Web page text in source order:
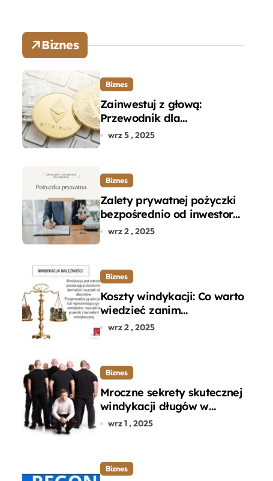
Biznes
Biznes
Zainwestuj z głową:
Przewodnik dla
początkujących w zakupie
wrz 5 , 2025
Biznes
Zalety prywatnej pożyczki
bezpośrednio od inwestora
– dlaczego warto?
wrz 2 , 2025
Biznes
Koszty windykacji: Co warto
wiedzieć zanim
zdecydujesz się na
wrz 2 , 2025
Biznes
Mroczne sekrety skutecznej
windykacji długów w
departamencie windykacji
wrz 1 , 2025
Biznes